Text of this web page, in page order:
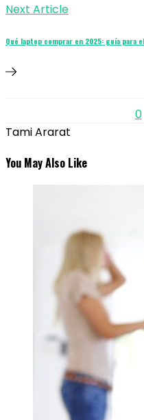
Next Article
Qué laptop comprar en 2025: guía para
0
Tami Ararat
You May Also Like